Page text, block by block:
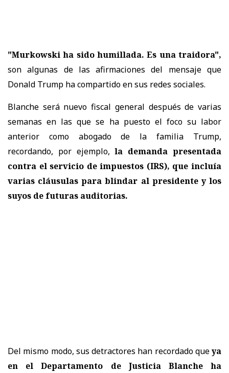
"Murkowski ha sido humillada. Es una traidora",
son algunas de las afirmaciones del mensaje que
Donald Trump ha compartido en sus redes sociales.
Blanche será nuevo fiscal general después de varias
semanas en las que se ha puesto el foco su labor
anterior como abogado de la familia Trump,
recordando, por ejemplo,la demanda presentada
contra el servicio de impuestos (IRS), que incluía
varias cláusulas para blindar al presidente y los
suyos de futuras auditorias.
Del mismo modo, sus detractores han recordado queya
en el Departamento de Justicia Blanche ha